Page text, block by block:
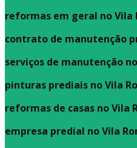
reformas em geral no Vila
contrato de manutenção
serviços de manutenção
pinturas prediais no Vila
reformas de casas no Vila
empresa predial no Vila